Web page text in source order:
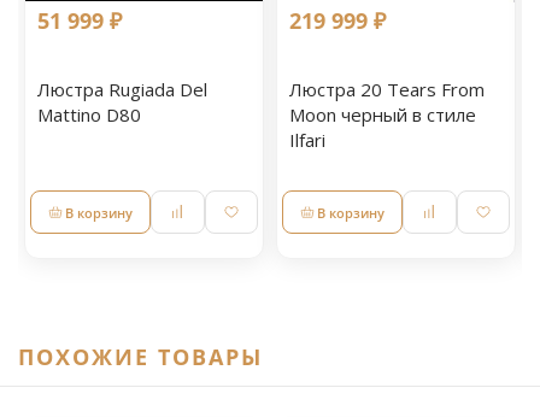
51 999 ₽
Люстра Rugiada Del
Mattino D80
В корзину
219 999 ₽
Люстра 20 Tears From
Moon черный в стиле
Ilfari
В корзину
ПОХОЖИЕ ТОВАРЫ